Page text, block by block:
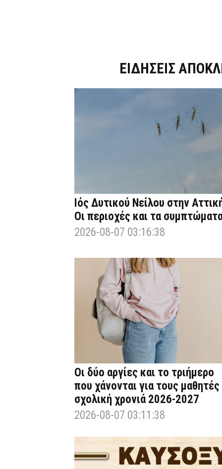
ΕΙΔΗΣΕΙΣ
Ιός Δυτικού Νείλου στην
Οι περιοχές και τα
2026-08-07 03:16:38
Οι δύο αργίες και το τριήμερο
που χάνονται για τους μαθητές
σχολική χρονιά 2026-2027
2026-08-07 03:11:38